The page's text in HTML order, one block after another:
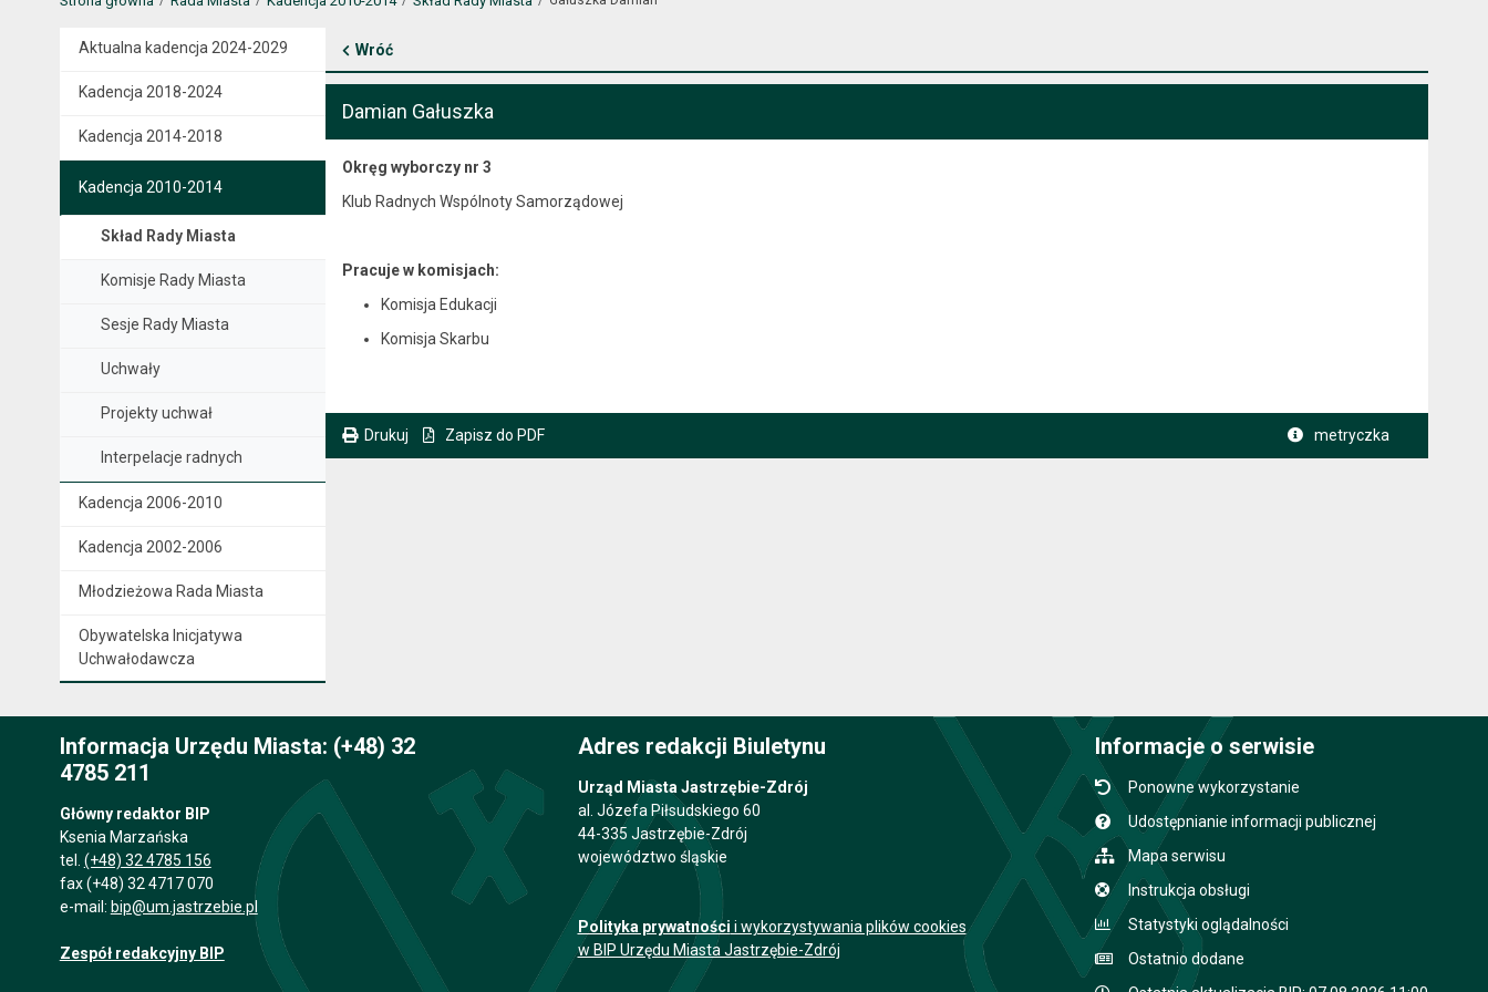
Aktualna kadencja 2024-2029
Kadencja 2018-2024
Kadencja 2014-2018
Kadencja 2010-2014
Skład Rady Miasta
Komisje Rady Miasta
Sesje Rady Miasta
Uchwały
Projekty uchwał
Interpelacje radnych
Kadencja 2006-2010
Kadencja 2002-2006
Młodzieżowa Rada Miasta
Obywatelska Inicjatywa
Uchwałodawcza
Wróć
Damian Gałuszka
Okręg wyborczy nr 3
Klub Radnych Wspólnoty Samorządowej
Pracuje w komisjach:
Komisja Edukacji
Komisja Skarbu
Drukuj Zapisz do PDF metryczka
Informacja Urzędu Miasta: (+48) 32
4785 211
Główny redaktor BIP
Ksenia Marzańska
tel. (+48) 32 4785 156
fax (+48) 32 4717 070
e-mail: bip@um.jastrzebie.pl
Zespół redakcyjny BIP
Adres redakcji Biuletynu
Urząd Miasta Jastrzębie-Zdrój
al. Józefa Piłsudskiego 60
44-335 Jastrzębie-Zdrój
województwo śląskie
Polityka prywatności i wykorzystywania plików cookies
w BIP Urzędu Miasta Jastrzębie-Zdrój
Informacje o serwisie
Ponowne wykorzystanie
Udostępnianie informacji publicznej
Mapa serwisu
Instrukcja obsługi
Statystyki oglądalności
Ostatnio dodane